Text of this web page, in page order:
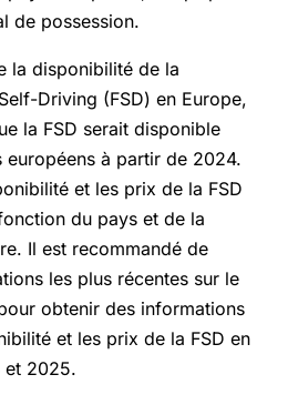
de possession.
la disponibilité de la
Driving (FSD) en Europe,
la FSD serait disponible
européens à partir de 2024.
et les prix de la FSD
du pays et de la
Il est recommandé de
les plus récentes sur le
obtenir des informations
et les prix de la FSD en
et 2025.